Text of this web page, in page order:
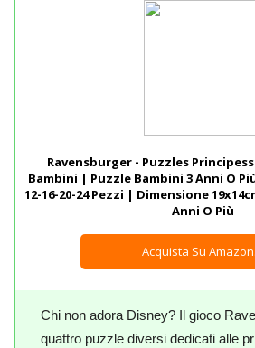
Ravensburger - Puzzles
Bambini | Puzzle Bambini 3 Anni O
12-16-20-24 Pezzi | Dimensione
Anni O Più
Acquista Su
Chi non adora Disney? Il gioco
quattro puzzle diversi dedicati alle